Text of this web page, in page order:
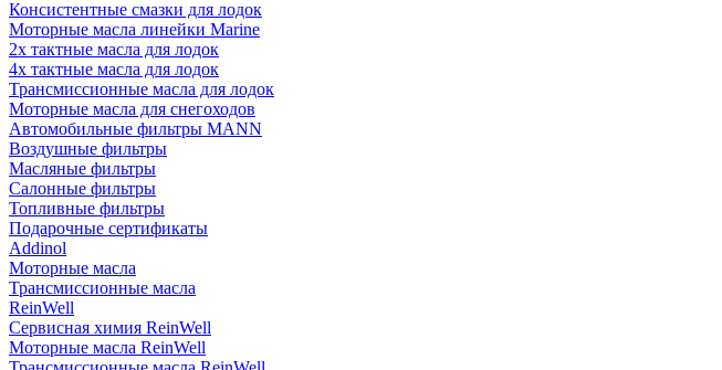
Консистентные смазки для лодок
Моторные масла линейки Marine
2х тактные масла для лодок
4х тактные масла для лодок
Трансмиссионные масла для лодок
Моторные масла для снегоходов
Автомобильные фильтры MANN
Воздушные фильтры
Масляные фильтры
Салонные фильтры
Топливные фильтры
Подарочные сертификаты
Addinol
Моторные масла
Трансмиссионные масла
ReinWell
Сервисная химия ReinWell
Моторные масла ReinWell